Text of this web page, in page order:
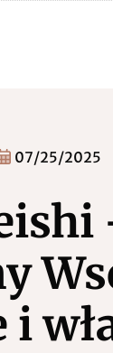
07/25/2025
i